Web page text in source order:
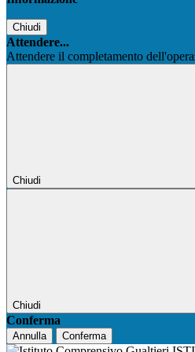
Chiudi
Attendere...
Attendere il completamento
Chiudi
Chiudi
Conferma
Annulla Conferma